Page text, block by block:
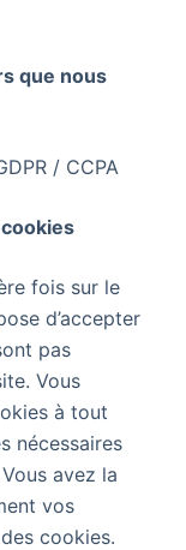
que nous
/ CCPA
fois sur le
d’accepter
pas
Vous
à tout
nécessaires
avez la
vos
cookies.